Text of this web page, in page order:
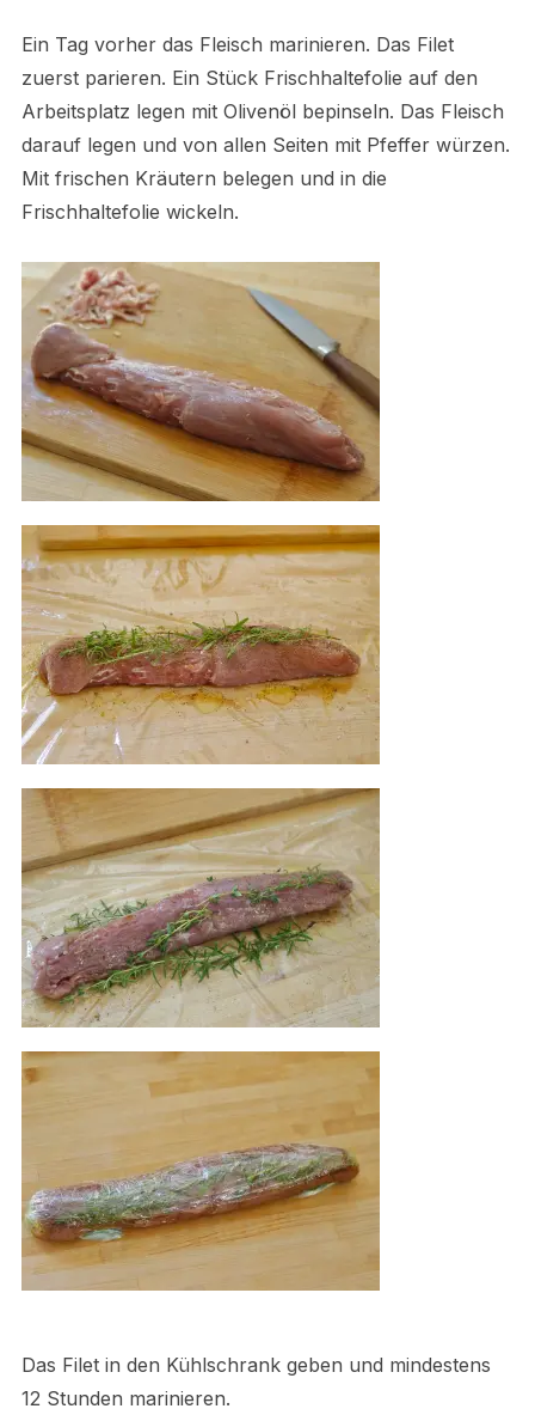
Ein Tag vorher das Fleisch marinieren. Das Filet
zuerst parieren. Ein Stück Frischhaltefolie auf den
Arbeitsplatz legen mit Olivenöl bepinseln. Das Fleisch
darauf legen und von allen Seiten mit Pfeffer würzen.
Mit frischen Kräutern belegen und in die
Frischhaltefolie wickeln.
Das Filet in den Kühlschrank geben und mindestens
12 Stunden marinieren.